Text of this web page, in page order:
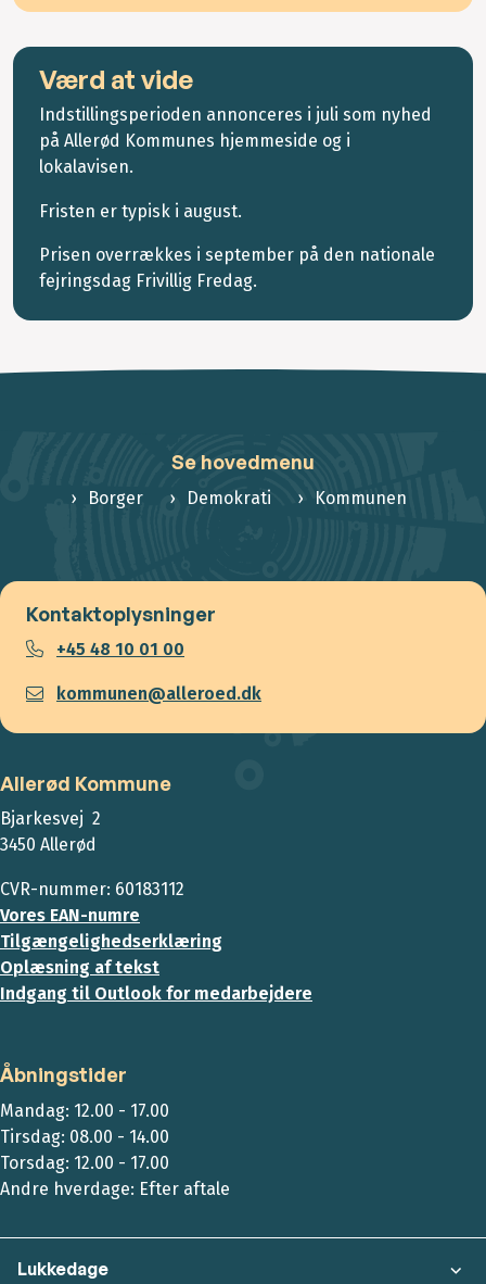
Værd at vide
Indstillingsperioden annonceres i juli som nyhed
på Allerød Kommunes hjemmeside og i
lokalavisen.
Fristen er typisk i august.
Prisen overrækkes i september på den nationale
fejringsdag Frivillig Fredag.
Se hovedmenu
Borger Demokrati Kommunen
Kontaktoplysninger
+45 48 10 01 00
kommunen@alleroed.dk
Allerød Kommune
Bjarkesvej 2
3450 Allerød
CVR-nummer: 60183112
Vores EAN-numre
Tilgængelighedserklæring
Oplæsning af tekst
Indgang til Outlook for medarbejdere
Åbningstider
Mandag: 12.00 - 17.00
Tirsdag: 08.00 - 14.00
Torsdag: 12.00 - 17.00
Andre hverdage: Efter aftale
Lukkedage